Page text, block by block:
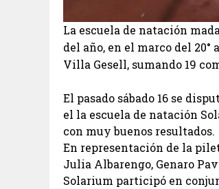
La escuela de natación
del año, en el marco del
Villa Gesell, sumando 19
El pasado sábado 16 se
el la escuela de natación
con muy buenos resultados.
En representación de la
Julia Albarengo, Genaro
Solarium participó en